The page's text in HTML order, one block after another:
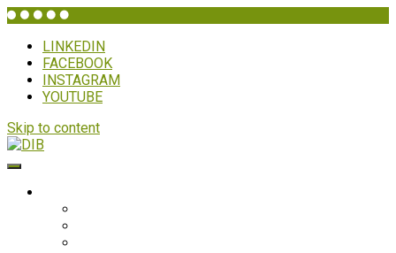
LINKEDIN
FACEBOOK
INSTAGRAM
YOUTUBE
Skip to content